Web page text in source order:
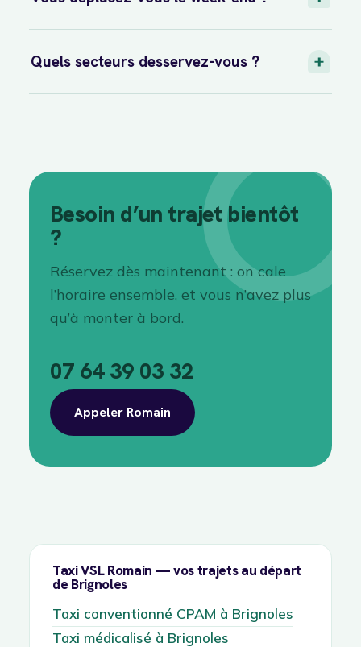
Quels secteurs desservez-vous ?
Besoin d’un trajet bientôt
?
Réservez dès maintenant : on cale
l’horaire ensemble, et vous n’avez plus
qu’à monter à bord.
07 64 39 03 32
Appeler Romain
Taxi VSL Romain — vos trajets au départ
de Brignoles
Taxi conventionné CPAM à Brignoles
Taxi médicalisé à Brignoles